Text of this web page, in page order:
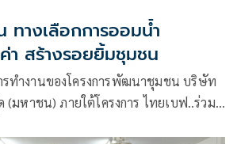
ทางเลือกการออมน้ำ
สร้างสรรค์คุณค่า สร้างรอยยิ้มชุมชน
รทำงานของโครงการพัฒนาชุมชน บริษัท
(มหาชน) ภายใต้โครงการ ไทยเบฟ..ร่วม